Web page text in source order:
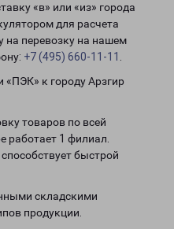
«в» или «из» города
для расчета
на перевозку на нашем
+7 (495) 660-11-11
к городу Арзгир
товаров по всей
работает 1 филиал.
быстрой
складскими
продукции.